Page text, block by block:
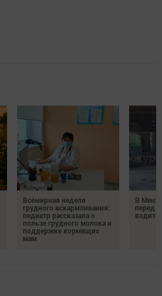
Всемирная неделя
грудного вскармливания:
педиатр рассказала о
пользе грудного молока и
поддержке кормящих
мам
В
перед